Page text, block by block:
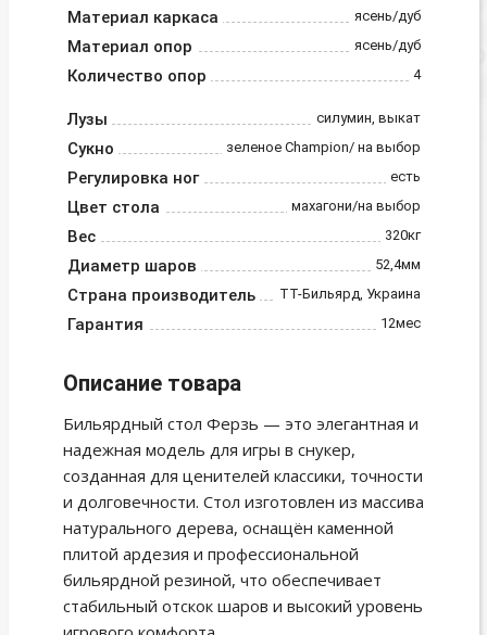
Материал каркаса ясень/дуб
Материал опор ясень/дуб
Количество опор 4
Лузы силумин, выкат
Сукно зеленое Champion/ на выбор
Регулировка ног есть
Цвет стола махагони/на выбор
Вес 320кг
Диаметр шаров 52,4мм
Страна производитель ТТ-Бильярд, Украина
Гарантия 12мес
Описание товара
Бильярдный стол Ферзь — это элегантная и
надежная модель для игры в снукер,
созданная для ценителей классики, точности
и долговечности. Стол изготовлен из массива
натурального дерева, оснащён каменной
плитой ардезия и профессиональной
бильярдной резиной, что обеспечивает
стабильный отскок шаров и высокий уровень